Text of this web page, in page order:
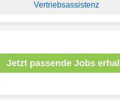
Vertriebsassistenz
Jetzt passende Jobs